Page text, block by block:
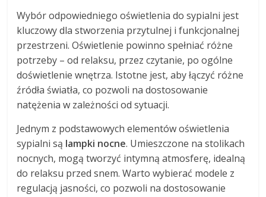
Wybór odpowiedniego oświetlenia do sypialni jest
kluczowy dla stworzenia przytulnej i funkcjonalnej
przestrzeni. Oświetlenie powinno spełniać różne
potrzeby – od relaksu, przez czytanie, po ogólne
doświetlenie wnętrza. Istotne jest, aby łączyć różne
źródła światła, co pozwoli na dostosowanie
natężenia w zależności od sytuacji.
Jednym z podstawowych elementów oświetlenia
sypialni są lampki nocne. Umieszczone na stolikach
nocnych, mogą tworzyć intymną atmosferę, idealną
do relaksu przed snem. Warto wybierać modele z
regulacją jasności, co pozwoli na dostosowanie